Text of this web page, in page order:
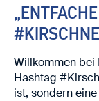
Willkommen bei
Hashtag
ist, sondern